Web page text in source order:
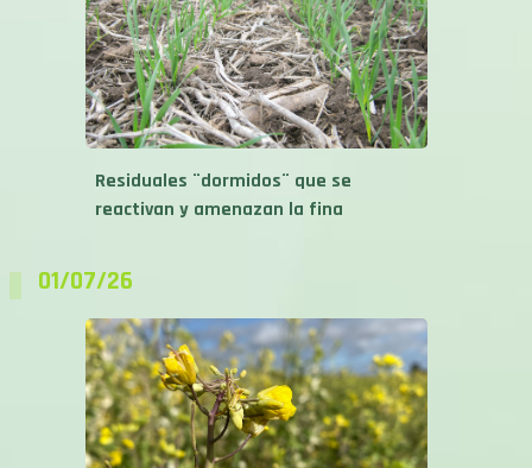
Residuales ¨dormidos¨ que se
reactivan y amenazan la fina
01/07/26